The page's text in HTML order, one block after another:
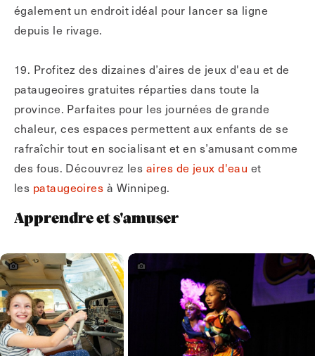
également un endroit idéal pour lancer sa ligne
depuis le rivage.
19. Profitez des dizaines d’aires de jeux d'eau et de
pataugeoires gratuites réparties dans toute la
province. Parfaites pour les journées de grande
chaleur, ces espaces permettent aux enfants de se
rafraîchir tout en socialisant et en s’amusant comme
des fous. Découvrez les aires de jeux d'eau et
les pataugeoires à Winnipeg.
Apprendre et s'amuser